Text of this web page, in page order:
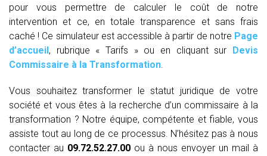
pour vous permettre de calculer le coût de notre
intervention et ce, en totale transparence et sans frais
caché ! Ce simulateur est accessible à partir de notre Page
d’accueil, rubrique « Tarifs » ou en cliquant sur Devis
Commissaire à la Transformation.
Vous souhaitez transformer le statut juridique de votre
société et vous êtes à la recherche d’un commissaire à la
transformation ? Notre équipe, compétente et fiable, vous
assiste tout au long de ce processus. N’hésitez pas à nous
contacter au 09.72.52.27.00 ou à nous envoyer un mail à